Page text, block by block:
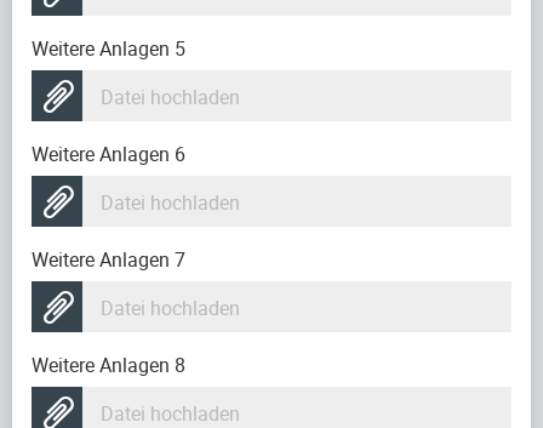
Weitere Anlagen 5
Datei hochladen
Weitere Anlagen 6
Datei hochladen
Weitere Anlagen 7
Datei hochladen
Weitere Anlagen 8
Datei hochladen